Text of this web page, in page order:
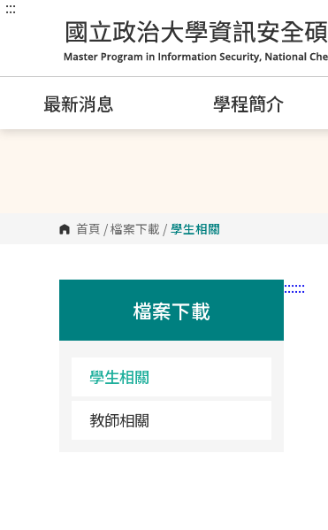
跳
容
:::
最新消息 學程簡介
首頁 /檔案下載 / 學生相關
:::
檔案下載
學生相關
教師相關
:::